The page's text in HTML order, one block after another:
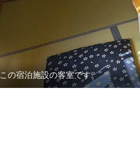
この宿泊施設の客室です。